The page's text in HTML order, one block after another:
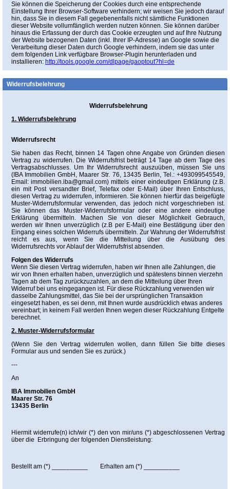
Sie können die Speicherung der Cookies durch eine entsprechende
Einstellung Ihrer Browser-Software verhindern; wir weisen Sie jedoch darauf
hin, dass Sie in diesem Fall gegebenenfalls nicht sämtliche Funktionen
dieser Website vollumfänglich werden nutzen können. Sie können darüber
hinaus die Erfassung der durch das Cookie erzeugten und auf Ihre Nutzung
der Website bezogenen Daten (inkl. Ihrer IP-Adresse) an Google sowie die
Verarbeitung dieser Daten durch Google verhindern, indem sie das unter
dem folgenden Link verfügbare Browser-Plugin herunterladen und
installieren: http://tools.google.com/dlpage/gaoptout?hl=de
Widerrufsbelehrung
Widerrufsbelehrung
1. Widerrufsbelehrung
Widerrufsrecht
Sie haben das Recht, binnen 14 Tagen ohne Angabe von Gründen diesen
Vertrag zu widerrufen. Die Widerrufsfrist beträgt 14 Tage ab dem Tage des
Vertragsabschlusses. Um Ihr Widerrufsrecht auszuüben, müssen Sie uns
(IBA Immobilien GmbH, Maarer Str. 76, 13435 Berlin, Tel.: +493099545549,
Email: immobilien.iba@gmail.com) mittels einer eindeutigen Erklärung (z.B.
ein mit Post versandter Brief, Telefax oder E-Mail) über Ihren Entschluss,
diesen Vertrag zu widerrufen, informieren. Sie können hierfür das beigefügte
Muster-Widerrufsformular verwenden, das jedoch nicht vorgeschrieben ist.
Sie können das Muster-Widerrufsformular oder eine andere eindeutige
Erklärung übermitteln. Machen Sie von dieser Möglichkeit Gebrauch,
werden wir Ihnen unverzüglich (z.B per E-Mail) eine Bestätigung über den
Eingang eines solchen Widerrufs übermitteln. Zur Wahrung der Widerrufsfrist
reicht es aus, wenn Sie die Mitteilung über die Ausübung des
Widerrufsrechts vor Ablauf der Widerrufsfrist absenden.
Folgen des Widerrufs
Wenn Sie diesen Vertrag widerrufen, haben wir Ihnen alle Zahlungen, die
wir von Ihnen erhalten haben, unverzüglich und spätestens binnen vierzehn
Tagen ab dem Tag zurückzuzahlen, an dem die Mitteilung über Ihren
Widerruf bei uns eingegangen ist. Für diese Rückzahlung verwenden wir
dasselbe Zahlungsmittel, das Sie bei der ursprünglichen Transaktion
eingesetzt haben, es sei denn, mit Ihnen wurde ausdrücklich etwas anderes
vereinbart; in keinem Fall werden Ihnen wegen dieser Rückzahlung Entgelte
berechnet.
2. Muster-Widerrufsformular
(Wenn Sie den Vertrag widerrufen wollen, dann füllen Sie bitte dieses
Formular aus und senden Sie es zurück.)
---
An
IBA Immobilien GmbH
Maarer Str. 76
13435 Berlin
Hiermit widerrufe(n) ich/wir (*) den von mir/uns (*) abgeschlossenen Vertrag
über die Erbringung der folgenden Dienstleistung:
Bestellt am (*) __________ Erhalten am (*) __________